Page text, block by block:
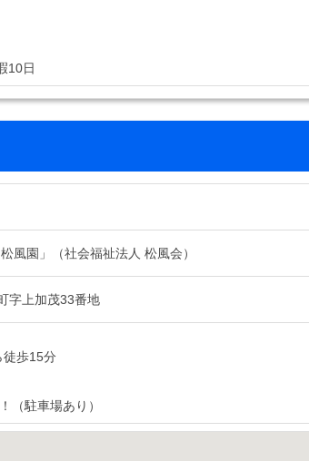
10日
風園」（社会福祉法人 松風会）
字上加茂33番地
徒歩15分
（駐車場あり）